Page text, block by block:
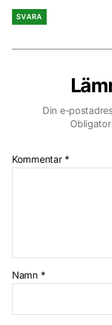
SVARA
Din e-
Kommentar *
Namn *